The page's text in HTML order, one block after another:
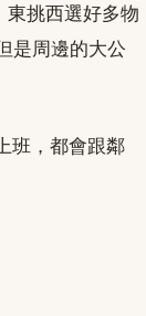
東挑西選好多物
是周邊的大公
班，都會跟鄰